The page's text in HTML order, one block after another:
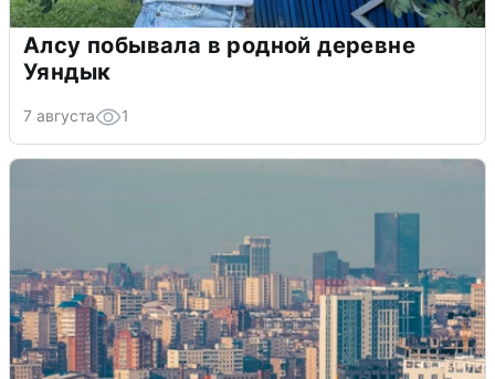
Алсу побывала в родной деревне
Уяндык
7 августа 1